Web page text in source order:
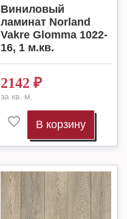
Виниловый
ламинат Norland
Vakre Glomma 1022-
16, 1 м.кв.
2142 ₽
за кв. м.
В корзину